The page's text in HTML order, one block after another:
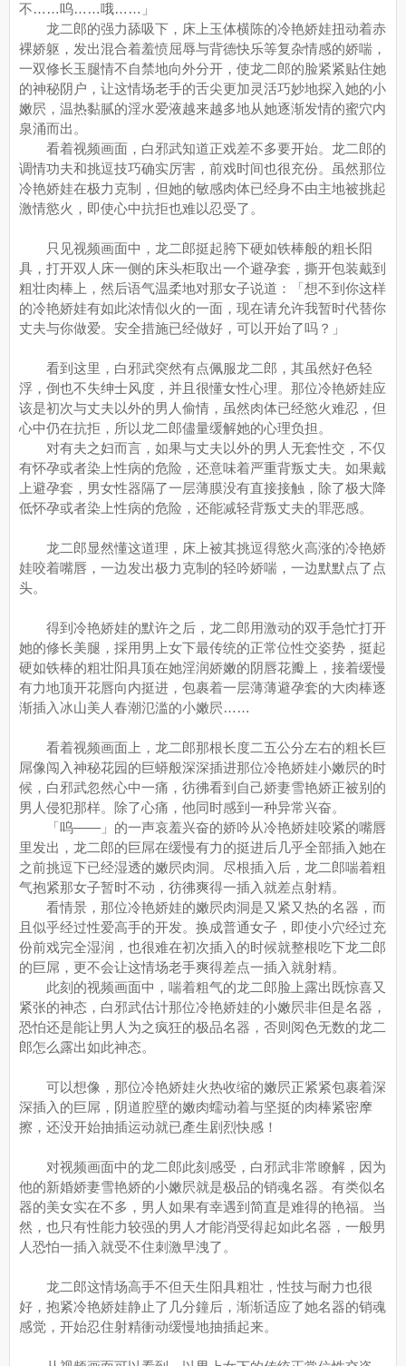
不……呜……哦……」
龙二郎的强力舔吸下，床上玉体横陈的冷艳娇娃扭动着赤
裸娇躯，发出混合着羞愤屈辱与背德快乐等复杂情感的娇喘，
一双修长玉腿情不自禁地向外分开，使龙二郎的脸紧紧贴住她
的神秘阴户，让这情场老手的舌尖更加灵活巧妙地探入她的小
嫩屄，温热黏腻的淫水爱液越来越多地从她逐渐发情的蜜穴内
泉涌而出。
看着视频画面，白邪武知道正戏差不多要开始。龙二郎的
调情功夫和挑逗技巧确实厉害，前戏时间也很充份。虽然那位
冷艳娇娃在极力克制，但她的敏感肉体已经身不由主地被挑起
激情慾火，即使心中抗拒也难以忍受了。
只见视频画面中，龙二郎挺起胯下硬如铁棒般的粗长阳
具，打开双人床一侧的床头柜取出一个避孕套，撕开包装戴到
粗壮肉棒上，然后语气温柔地对那女子说道：「想不到你这样
的冷艳娇娃有如此浓情似火的一面，现在请允许我暂时代替你
丈夫与你做爱。安全措施已经做好，可以开始了吗？」
看到这里，白邪武突然有点佩服龙二郎，其虽然好色轻
浮，倒也不失绅士风度，并且很懂女性心理。那位冷艳娇娃应
该是初次与丈夫以外的男人偷情，虽然肉体已经慾火难忍，但
心中仍在抗拒，所以龙二郎儘量缓解她的心理负担。
对有夫之妇而言，如果与丈夫以外的男人无套性交，不仅
有怀孕或者染上性病的危险，还意味着严重背叛丈夫。如果戴
上避孕套，男女性器隔了一层薄膜没有直接接触，除了极大降
低怀孕或者染上性病的危险，还能减轻背叛丈夫的罪恶感。
龙二郎显然懂这道理，床上被其挑逗得慾火高涨的冷艳娇
娃咬着嘴唇，一边发出极力克制的轻吟娇喘，一边默默点了点
头。
得到冷艳娇娃的默许之后，龙二郎用激动的双手急忙打开
她的修长美腿，採用男上女下最传统的正常位性交姿势，挺起
硬如铁棒的粗壮阳具顶在她淫润娇嫩的阴唇花瓣上，接着缓慢
有力地顶开花唇向内挺进，包裹着一层薄薄避孕套的大肉棒逐
渐插入冰山美人春潮氾滥的小嫩屄……
看着视频画面上，龙二郎那根长度二五公分左右的粗长巨
屌像闯入神秘花园的巨蟒般深深插进那位冷艳娇娃小嫩屄的时
候，白邪武忽然心中一痛，彷彿看到自己娇妻雪艳娇正被别的
男人侵犯那样。除了心痛，他同时感到一种异常兴奋。
「呜——」的一声哀羞兴奋的娇吟从冷艳娇娃咬紧的嘴唇
里发出，龙二郎的巨屌在缓慢有力的挺进后几乎全部插入她在
之前挑逗下已经湿透的嫩屄肉洞。尽根插入后，龙二郎喘着粗
气抱紧那女子暂时不动，彷彿爽得一插入就差点射精。
看情景，那位冷艳娇娃的嫩屄肉洞是又紧又热的名器，而
且似乎经过性爱高手的开发。换成普通女子，即使小穴经过充
份前戏完全湿润，也很难在初次插入的时候就整根吃下龙二郎
的巨屌，更不会让这情场老手爽得差点一插入就射精。
此刻的视频画面中，喘着粗气的龙二郎脸上露出既惊喜又
紧张的神态，白邪武估计那位冷艳娇娃的小嫩屄非但是名器，
恐怕还是能让男人为之疯狂的极品名器，否则阅色无数的龙二
郎怎么露出如此神态。
可以想像，那位冷艳娇娃火热收缩的嫩屄正紧紧包裹着深
深插入的巨屌，阴道腔壁的嫩肉蠕动着与坚挺的肉棒紧密摩
擦，还没开始抽插运动就已產生剧烈快感！
对视频画面中的龙二郎此刻感受，白邪武非常瞭解，因为
他的新婚娇妻雪艳娇的小嫩屄就是极品的销魂名器。有类似名
器的美女实在不多，男人如果有幸遇到简直是难得的艳福。当
然，也只有性能力较强的男人才能消受得起如此名器，一般男
人恐怕一插入就受不住刺激早洩了。
龙二郎这情场高手不但天生阳具粗壮，性技与耐力也很
好，抱紧冷艳娇娃静止了几分鐘后，渐渐适应了她名器的销魂
感觉，开始忍住射精衝动缓慢地抽插起来。